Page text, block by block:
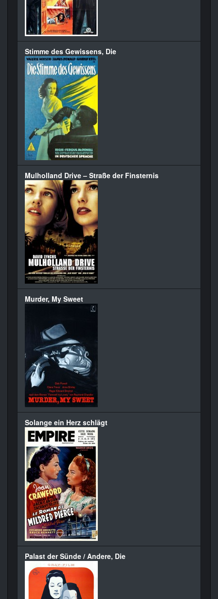
Stimme des Gewissens, Die
Mulholland Drive – Straße der Finsternis
Murder, My Sweet
Solange ein Herz schlägt
Palast der Sünde / Andere, Die